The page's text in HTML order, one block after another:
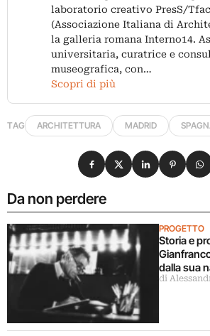
laboratorio creativo PresS/
(Associazione Italiana di
la galleria romana Interno14.
universitaria, curatrice e
museografica, con…
Scopri di più
TAG ARCHITETTURA MADRID
Da non perdere
PROGETTO
Storia e
dalla sua
di
Condividi su Facebook
Condividi su X
Condividi su